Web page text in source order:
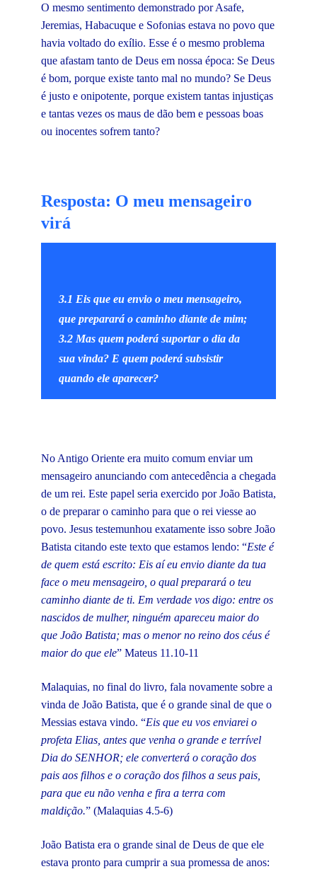
O mesmo sentimento demonstrado por Asafe,
Jeremias, Habacuque e Sofonias estava no povo que
havia voltado do exílio. Esse é o mesmo problema
que afastam tanto de Deus em nossa época: Se Deus
é bom, porque existe tanto mal no mundo? Se Deus
é justo e onipotente, porque existem tantas injustiças
e tantas vezes os maus de dão bem e pessoas boas
ou inocentes sofrem tanto?
Resposta: O meu mensageiro
virá
3.1 Eis que eu envio o meu mensageiro,
que preparará o caminho diante de mim;
3.2 Mas quem poderá suportar o dia da
sua vinda? E quem poderá subsistir
quando ele aparecer?
No Antigo Oriente era muito comum enviar um
mensageiro anunciando com antecedência a chegada
de um rei. Este papel seria exercido por João Batista,
o de preparar o caminho para que o rei viesse ao
povo. Jesus testemunhou exatamente isso sobre João
Batista citando este texto que estamos lendo: “Este é
de quem está escrito: Eis aí eu envio diante da tua
face o meu mensageiro, o qual preparará o teu
caminho diante de ti. Em verdade vos digo: entre os
nascidos de mulher, ninguém apareceu maior do
que João Batista; mas o menor no reino dos céus é
maior do que ele” Mateus 11.10-11
Malaquias, no final do livro, fala novamente sobre a
vinda de João Batista, que é o grande sinal de que o
Messias estava vindo. “Eis que eu vos enviarei o
profeta Elias, antes que venha o grande e terrível
Dia do SENHOR; ele converterá o coração dos
pais aos filhos e o coração dos filhos a seus pais,
para que eu não venha e fira a terra com
maldição.” (Malaquias 4.5-6)
João Batista era o grande sinal de Deus de que ele
estava pronto para cumprir a sua promessa de anos: